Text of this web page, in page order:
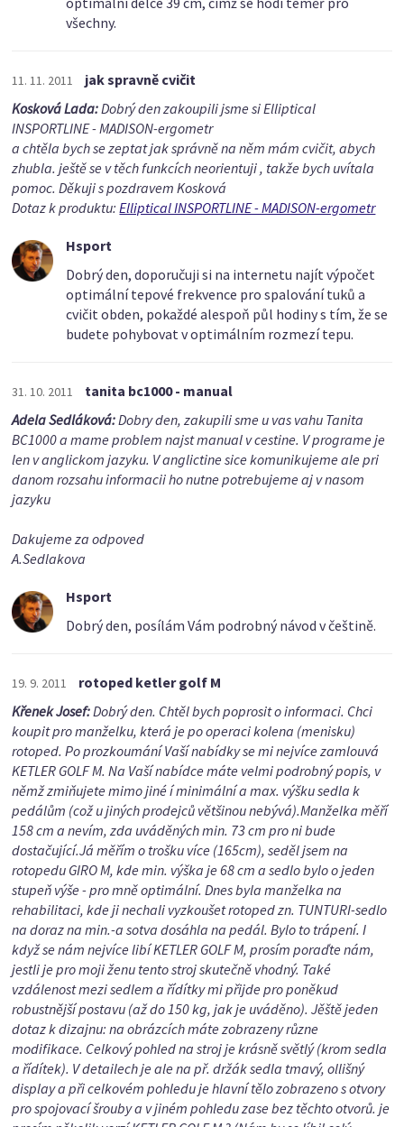
všechny.
11. 11. 2011
jak spravně cvičit
Kosková Lada:Dobrý den zakoupili jsme si Elliptical
INSPORTLINE - MADISON-ergometr
a chtěla bych se zeptat jak správně na něm mám cvičit, abych
zhubla. ještě se v těch funkcích neorientuji , takže bych uvítala
pomoc. Děkuji s pozdravem Kosková
Dotaz k produktu:Elliptical INSPORTLINE - MADISON-ergometr
Hsport
Dobrý den, doporučuji si na internetu najít výpočet
optimální tepové frekvence pro spalování tuků a
cvičit obden, pokaždé alespoň půl hodiny s tím, že se
budete pohybovat v optimálním rozmezí tepu.
31. 10. 2011
tanita bc1000 - manual
Adela Sedláková:Dobry den, zakupili sme u vas vahu Tanita
BC1000 a mame problem najst manual v cestine. V programe je
len v anglickom jazyku. V anglictine sice komunikujeme ale pri
danom rozsahu informacii ho nutne potrebujeme aj v nasom
jazyku
Dakujeme za odpoved
A.Sedlakova
Hsport
Dobrý den, posílám Vám podrobný návod v češtině.
19. 9. 2011
rotoped ketler golf M
Křenek Josef:Dobrý den. Chtěl bych poprosit o informaci. Chci
koupit pro manželku, která je po operaci kolena (menisku)
rotoped. Po prozkoumání Vaší nabídky se mi nejvíce zamlouvá
KETLER GOLF M. Na Vaší nabídce máte velmi podrobný popis, v
němž zmiňujete mimo jiné í minimální a max. výšku sedla k
pedálům (což u jiných prodejců většinou nebývá).Manželka měří
158 cm a nevím, zda uváděných min. 73 cm pro ni bude
dostačující.Já měřím o trošku více (165cm), seděl jsem na
rotopedu GIRO M, kde min. výška je 68 cm a sedlo bylo o jeden
stupeň výše - pro mně optimální. Dnes byla manželka na
rehabilitaci, kde ji nechali vyzkoušet rotoped zn. TUNTURI-sedlo
na doraz na min.-a sotva dosáhla na pedál. Bylo to trápení. I
když se nám nejvíce libí KETLER GOLF M, prosím poraďte nám,
jestli je pro moji ženu tento stroj skutečně vhodný. Také
vzdálenost mezi sedlem a řídítky mi přijde pro poněkud
robustnější postavu (až do 150 kg, jak je uváděno). Jěště jeden
dotaz k dizajnu: na obrázcích máte zobrazeny různe
modifikace. Celkový pohled na stroj je krásně světlý (krom sedla
a řídítek). V detailech je ale na př. držák sedla tmavý, ollišný
display a při celkovém pohledu je hlavní tělo zobrazeno s otvory
pro spojovací šrouby a v jiném pohledu zase bez těchto otvorů. je